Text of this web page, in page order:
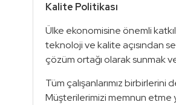
Kalite Politikası
Ülke ekonomisine önemli
teknoloji ve kalite açısından
çözüm ortağı olarak sunmak
Tüm çalışanlarımız birbirlerini
Müşterilerimizi memnun etme